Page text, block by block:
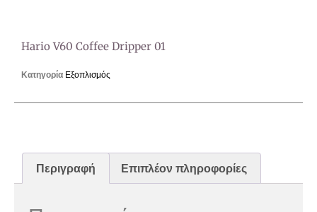
Hario V60 Coffee Dripper 01
Κατηγορία Εξοπλισμός
Περιγραφή Επιπλέον πληροφορίες